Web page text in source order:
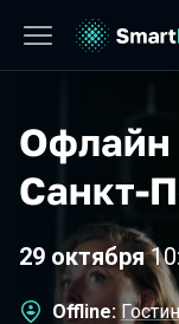
Офлайн
Санкт-
29 октября
Offline: